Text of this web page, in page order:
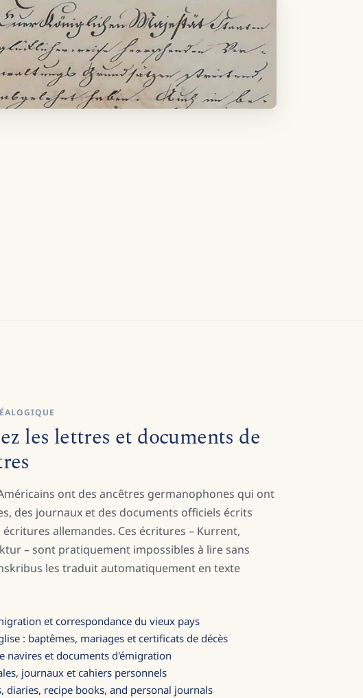
les lettres et documents de
ont des ancêtres germanophones qui ont
des journaux et des documents officiels écrits
écritures allemandes. Ces écritures – Kurrent,
– sont pratiquement impossibles à lire sans
les traduit automatiquement en texte
et correspondance du vieux pays
: baptêmes, mariages et certificats de décès
navires et documents d'émigration
journaux et cahiers personnels
diaries, recipe books, and personal journals